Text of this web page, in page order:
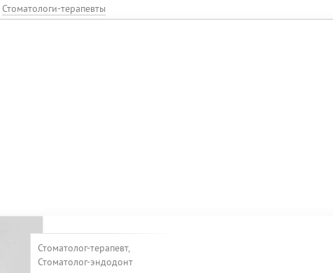
Стоматологи-терапевты
Стоматолог-терапевт,
Стоматолог-эндодонт